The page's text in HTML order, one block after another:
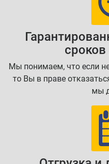
Мы понимаем, что если
то Вы в праве
мы